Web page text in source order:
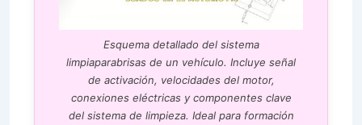
Esquema detallado del sistema
limpiaparabrisas de un vehículo. Incluye señal
de activación, velocidades del motor,
conexiones eléctricas y componentes clave
del sistema de limpieza. Ideal para formación